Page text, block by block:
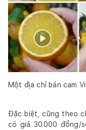
Một địa chỉ bán cam
Đặc biệt, cũng theo
có giá 30.000 đồng/